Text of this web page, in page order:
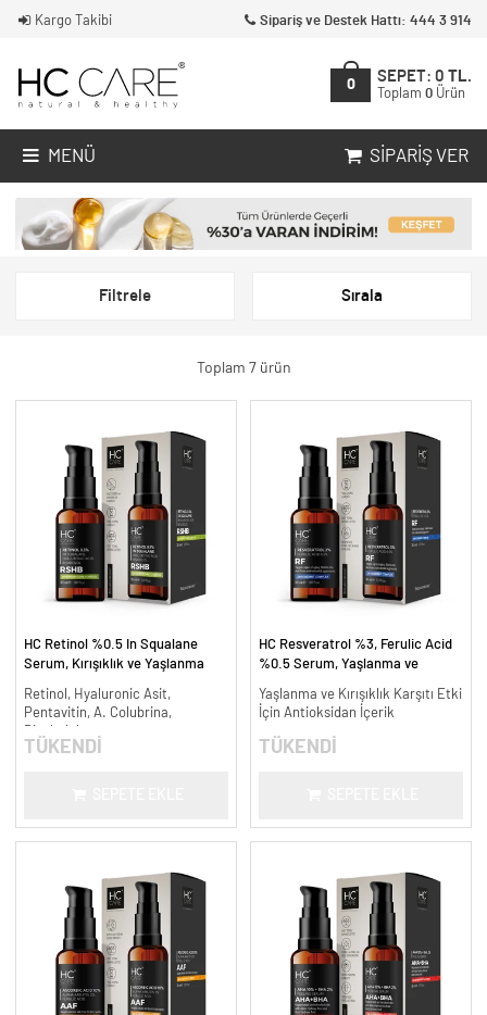
Kargo Takibi Sipariş ve Destek Hattı: 444 3 914
0
SEPET: 0 TL.
Toplam 0 Ürün
MENÜ SIPARIŞ VER
Filtrele Sırala
Toplam 7 ürün
HC Retinol %0.5 In Squalane
Serum, Kırışıklık ve Yaşlanma
Retinol, Hyaluronic Asit,
Pentavitin, A. Colubrina,
Bisabolol
TÜKENDİ
HC Resveratrol %3, Ferulic Acid
%0.5 Serum, Yaşlanma ve
Yaşlanma ve Kırışıklık Karşıtı Etki
İçin Antioksidan İçerik
TÜKENDİ